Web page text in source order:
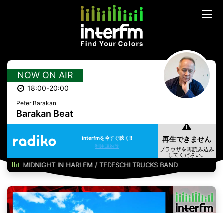
NOW ON AIR
18:00-20:00
Peter Barakan
Barakan Beat
interfmを今すぐ聴く!!
利用規約等
MIDNIGHT IN HARLEM / TEDESCHI TRUCKS BAND